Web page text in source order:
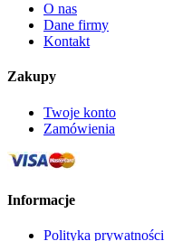
O nas
Dane firmy
Kontakt
Zakupy
Twoje konto
Zamówienia
Informacje
Polityka prywatności